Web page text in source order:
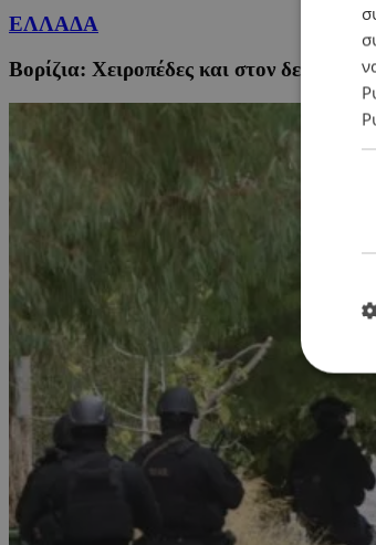
ΕΛΛΑΔΑ
Βορίζια: Χειροπέδες και στον δεύτερο